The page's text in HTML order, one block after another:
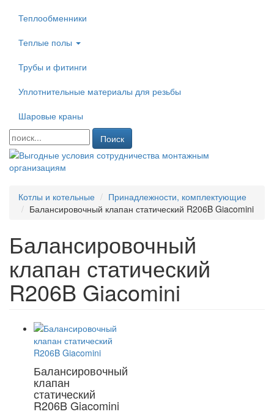
Теплообменники
Теплые полы
Трубы и фитинги
Уплотнительные материалы для резьбы
Шаровые краны
Поиск
Котлы и котельные
Принадлежности, комплектующие
Балансировочный клапан статический R206B Giacomini
Балансировочный
клапан статический
R206B Giacomini
Балансировочный
клапан
статический
R206B Giacomini